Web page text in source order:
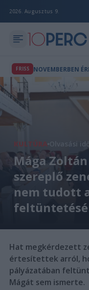
2026. Augusztus 9.
FRISS NOVEMBERBEN
KULTÚRA Olvasási
Mága
szereplő
nem tudott
Hat megkérdezett
értesítettek arról,
pályázatában
Mágát sem ismerte.